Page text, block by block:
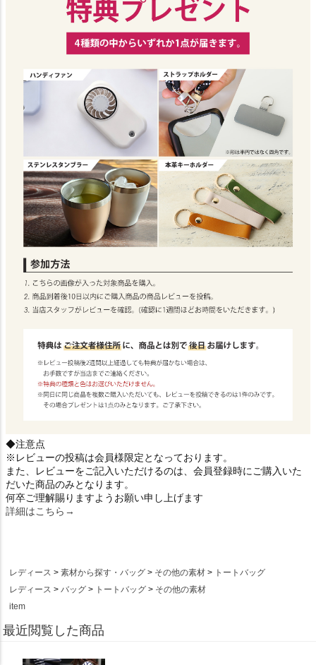
◆注意点
※レビューの投稿は会員様限定となっております。
また、レビューをご記入いただけるのは、会員登録時にご購入いた
だいた商品のみとなります。
何卒ご理解賜りますようお願い申し上げます
詳細はこちら→
レディース 素材から探す・バッグ その他の素材
トートバッグ
レディース
バッグ トートバッグ
その他の素材
item
最近閲覧した商品